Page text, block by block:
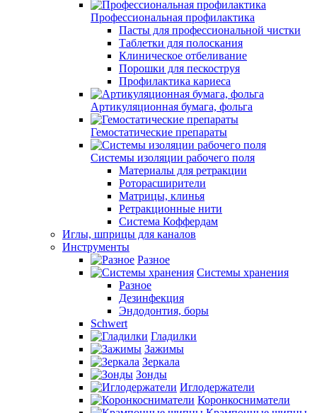
Профессиональная профилактика
Пасты для профессиональной чистки
Таблетки для полоскания
Клиническое отбеливание
Порошки для пескоструя
Профилактика кариеса
Артикуляционная бумага, фольга
Гемостатические препараты
Системы изоляции рабочего поля
Материалы для ретракции
Роторасширители
Матрицы, клинья
Ретракционные нити
Система Коффердам
Иглы, шприцы для каналов
Инструменты
Разное
Системы хранения
Разное
Дезинфекция
Эндодонтия, боры
Schwert
Гладилки
Зажимы
Зеркала
Зонды
Иглодержатели
Коронкосниматели